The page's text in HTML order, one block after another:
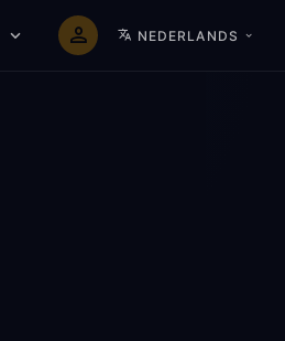
NEDERLANDS